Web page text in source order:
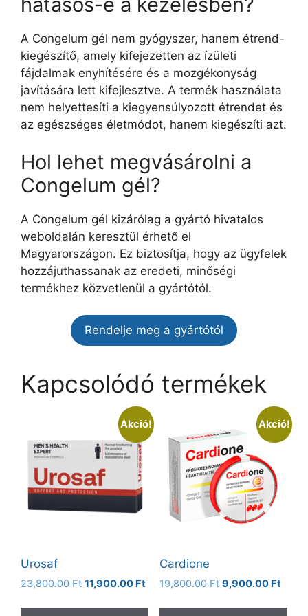
A Congelum gél nem gyógyszer, hanem étrend-
kiegészítő, amely kifejezetten az ízületi
fájdalmak enyhítésére és a mozgékonyság
javítására lett kifejlesztve. A termék használata
nem helyettesíti a kiegyensúlyozott étrendet és
az egészséges életmódot, hanem kiegészíti azt.
Hol lehet megvásárolni a
Congelum gél?
A Congelum gél kizárólag a gyártó hivatalos
weboldalán keresztül érhető el
Magyarországon. Ez biztosítja, hogy az ügyfelek
hozzájuthassanak az eredeti, minőségi
termékhez közvetlenül a gyártótól.
Rendelje meg a gyártótól
Kapcsolódó termékek
Akció!
Urosaf
23,800.00Ft Original
was:
11,900.00 Ft Current
is:
Akció!
Cardione
19,800.00Ft Original
was:
9,900.00 Ft
is: